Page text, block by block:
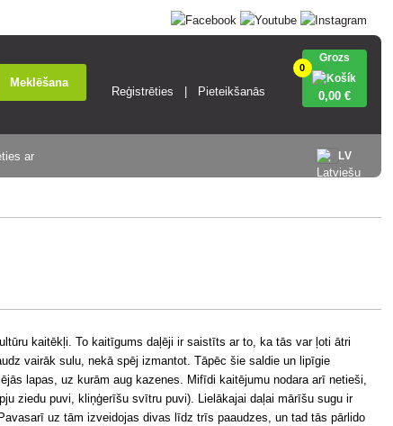
Meklēšana
Reģistrēties Pieteikšanās
0
Grozs
0,00 €
LV
ar
kaitēkļi. To kaitīgums daļēji ir saistīts ar to, ka tās var ļoti ātri
vairāk sulu, nekā spēj izmantot. Tāpēc šie saldie un lipīgie
lapas, uz kurām aug kazenes. Mifīdi kaitējumu nodara arī netieši,
ziedu puvi, kliņģerīšu svītru puvi). Lielākajai daļai mārīšu sugu ir
uz tām izveidojas divas līdz trīs paaudzes, un tad tās pārlido